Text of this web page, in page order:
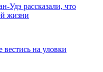
Удэ рассказали, что
жизни
на уловки